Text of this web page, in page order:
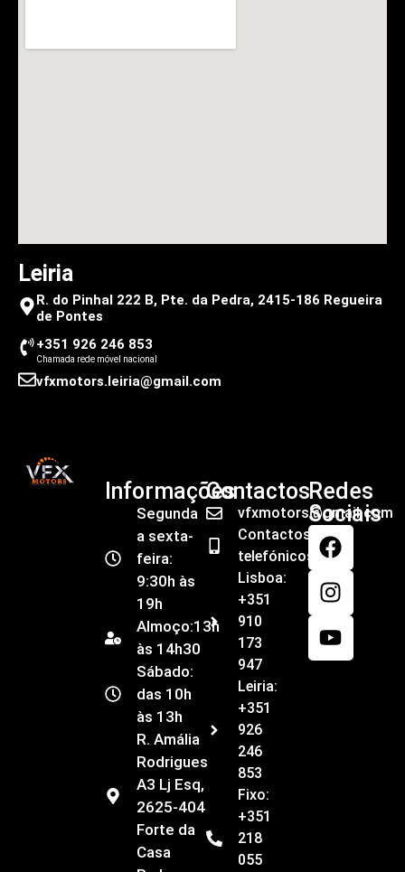
Leiria
R. do Pinhal 222 B, Pte. da Pedra, 2415-186 Regueira
de Pontes
+351 926 246 853
Chamada rede móvel nacional
vfxmotors.leiria@gmail.com
Informações
Segunda
a sexta-
feira:
9:30h às
19h
Almoço:13h
às 14h30
Sábado:
das 10h
às 13h
R. Amália
Rodrigues
A3 Lj Esq,
2625-404
Forte da
Casa
Contactos
vfxmotors@gmail.com
Contactos
telefónicos
Lisboa:
+351
910
173
947
Leiria:
+351
926
246
853
Fixo:
+351
218
055
Redes
Sociais